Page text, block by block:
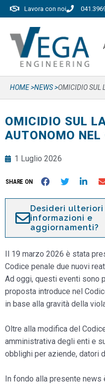
Lavora con noi
HOME >NEWS >OMICIDIO SUL
OMICIDIO SUL
AUTONOMO NEL
1 Luglio 2026
SHARE ON
Desideri ulteriori
informazioni e
aggiornamenti?
Il 19 marzo 2026 è stata
Codice penale due nuovi
Ad oggi, questi eventi sono
proposta introduce nel
in base alla gravità della
Oltre alla modifica del
amministrativa degli enti e
obblighi per aziende, datori
In fondo alla presente news